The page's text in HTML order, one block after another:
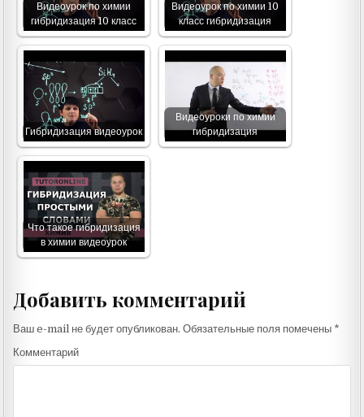
Видеоурок по химии
гибридизация 10 класс
Видеоурок по химии 10
класс гибридизация
Гибридизация видеоурок
Видеоуроки по химии
гибридизация
Что такое гибридизация
в химии видеоурок
Добавить комментарий
Ваш e-mail не будет опубликован. Обязательные поля помечены *
Комментарий